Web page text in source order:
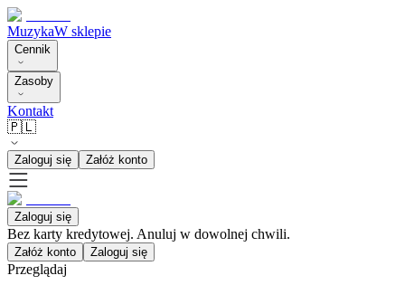
MuzykaW sklepie
Cennik
Zasoby
Kontakt
🇵🇱
Zaloguj się Załóż konto
Zaloguj się
Bez karty kredytowej. Anuluj w dowolnej chwili.
Załóż konto Zaloguj się
Przeglądaj